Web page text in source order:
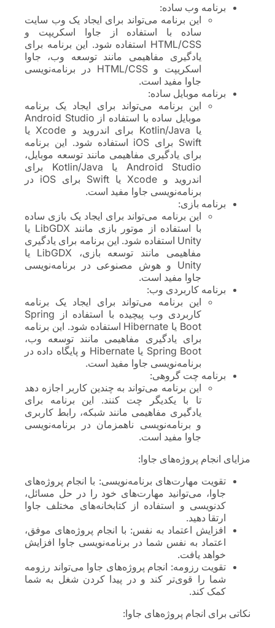
برنامه وب ساده:
این برنامه می‌تواند برای ایجاد یک وب سایت
ساده با استفاده از جاوا اسکریپت و
HTML/CSS استفاده شود. این برنامه برای
یادگیری مفاهیمی مانند توسعه وب، جاوا
اسکریپت و HTML/CSS در برنامه‌نویسی
جاوا مفید است.
برنامه موبایل ساده:
این برنامه می‌تواند برای ایجاد یک برنامه
موبایل ساده با استفاده از Android Studio
یا Kotlin/Java برای اندروید و Xcode یا
Swift برای iOS استفاده شود. این برنامه
برای یادگیری مفاهیمی مانند توسعه موبایل،
Android Studio یا Kotlin/Java برای
اندروید و Xcode یا Swift برای iOS در
برنامه‌نویسی جاوا مفید است.
برنامه بازی:
این برنامه می‌تواند برای ایجاد یک بازی ساده
با استفاده از موتور بازی مانند LibGDX یا
Unity استفاده شود. این برنامه برای یادگیری
مفاهیمی مانند توسعه بازی، LibGDX یا
Unity و هوش مصنوعی در برنامه‌نویسی
جاوا مفید است.
برنامه کاربردی وب:
این برنامه می‌تواند برای ایجاد یک برنامه
کاربردی وب پیچیده با استفاده از Spring
Boot یا Hibernate استفاده شود. این برنامه
برای یادگیری مفاهیمی مانند توسعه وب،
Spring Boot یا Hibernate و پایگاه داده در
برنامه‌نویسی جاوا مفید است.
برنامه چت گروهی:
این برنامه می‌تواند به چندین کاربر اجازه دهد
تا با یکدیگر چت کنند. این برنامه برای
یادگیری مفاهیمی مانند شبکه، رابط کاربری
و برنامه‌نویسی ناهمزمان در برنامه‌نویسی
جاوا مفید است.
مزایای انجام پروژه‌های جاوا:
تقویت مهارت‌های برنامه‌نویسی: با انجام پروژه‌های
جاوا، می‌توانید مهارت‌های خود را در حل مسائل،
کدنویسی و استفاده از کتابخانه‌های مختلف جاوا
ارتقا دهید.
افزایش اعتماد به نفس: با انجام پروژه‌های موفق،
اعتماد به نفس شما در برنامه‌نویسی جاوا افزایش
خواهد یافت.
تقویت رزومه: انجام پروژه‌های جاوا می‌تواند رزومه
شما را قوی‌تر کند و در پیدا کردن شغل به شما
کمک کند.
نکاتی برای انجام پروژه‌های جاوا: